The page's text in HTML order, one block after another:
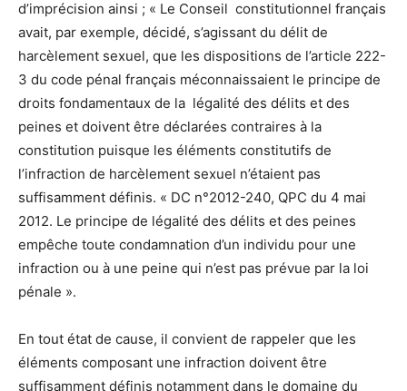
d’imprécision ainsi ; « Le Conseil constitutionnel français
avait, par exemple, décidé, s’agissant du délit de
harcèlement sexuel, que les dispositions de l’article 222-
3 du code pénal français méconnaissaient le principe de
droits fondamentaux de la légalité des délits et des
peines et doivent être déclarées contraires à la
constitution puisque les éléments constitutifs de
l’infraction de harcèlement sexuel n’étaient pas
suffisamment définis. « DC n°2012-240, QPC du 4 mai
2012. Le principe de légalité des délits et des peines
empêche toute condamnation d’un individu pour une
infraction ou à une peine qui n’est pas prévue par la loi
pénale ».
En tout état de cause, il convient de rappeler que les
éléments composant une infraction doivent être
suffisamment définis notamment dans le domaine du